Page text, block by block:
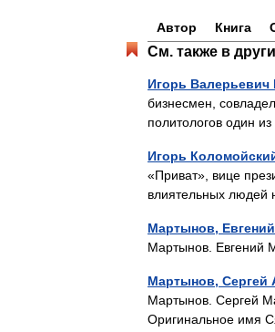
Автор Книга
См. также в
Игорь Валерьевич
бизнесмен,
политологов один
Игорь
«Приват», вице
влиятельных
Мартынов,
Мартынов.
Мартынов, Сергей
Мартынов. Сергей
Оригинальное имя